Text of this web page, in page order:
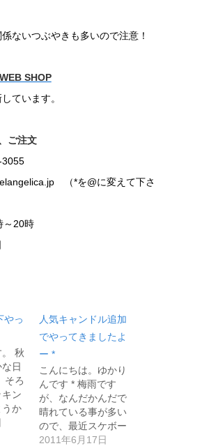
ないつぶやきも多いので注意！
WEB SHOP
ています。
ご注文
（*を@に変えて下さ
～20時
やっ
秋
日
そろ
ン
うか
人気キャンドル追加
でやってきましたよ
ー *
こんにちは。ゆかり
んです * 梅雨です
が、なんだかんだで
晴れている事が多い
ので、最近スケボー
練習が復…
2011年6月17日